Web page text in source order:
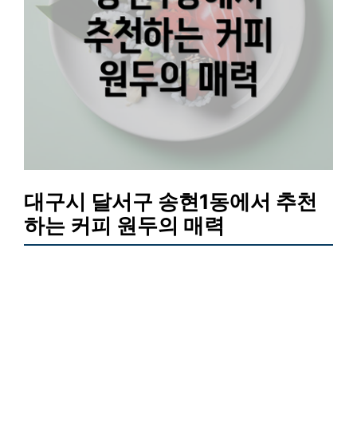
대구시 달서구 송현1동에서 추천
하는 커피 원두의 매력